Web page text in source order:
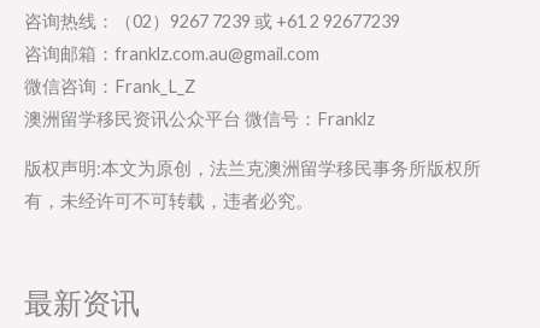
咨询热线：（02）9267 7239 或 +61 2 92677239
咨询邮箱：franklz.com.au@gmail.com
微信咨询：Frank_L_Z
澳洲留学移民资讯公众平台 微信号：Franklz
版权声明:本文为原创，法兰克澳洲留学移民事务所版权所
有，未经许可不可转载，违者必究。
最新资讯